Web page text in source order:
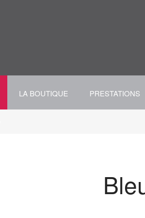
LA BOUTIQUE PRESTATIONS